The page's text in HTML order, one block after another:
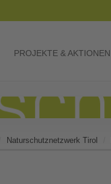
PROJEKTE & AKTIONEN
Naturschutznetzwerk Tirol